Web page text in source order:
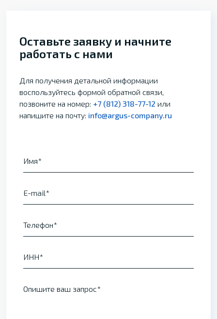
Оставьте заявку и начните
работать с нами
Для получения детальной информации
воспользуйтесь формой обратной связи,
позвоните на номер: +7 (812) 318-77-12 или
напишите на почту: info@argus-company.ru
Имя
E-mail
Телефон
ИНН
Опишите ваш запрос